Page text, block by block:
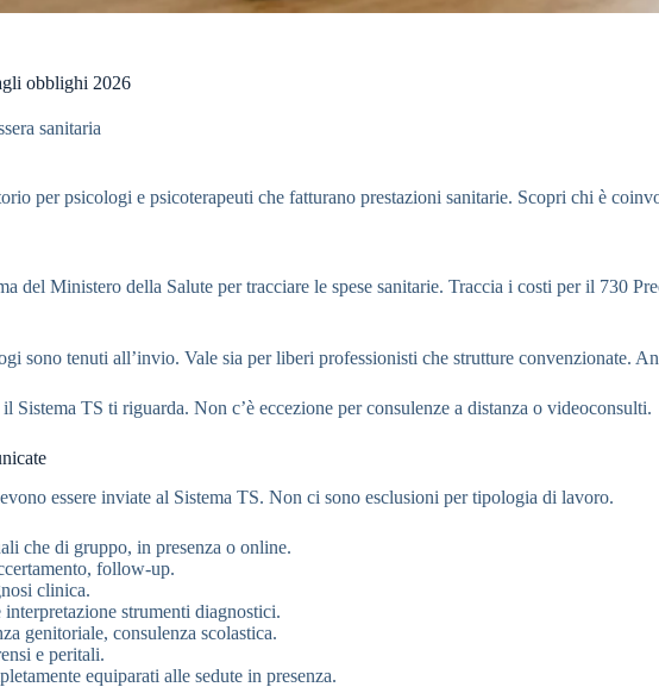
obblighi 2026
sanitaria
per psicologi e psicoterapeuti che fatturano prestazioni sanitarie. Scopri chi è
del Ministero della Salute per tracciare le spese sanitarie. Traccia i costi per il 730
sono tenuti all’invio. Vale sia per liberi professionisti che strutture convenzionate.
Sistema TS ti riguarda. Non c’è eccezione per consulenze a distanza o videoconsulti.
essere inviate al Sistema TS. Non ci sono esclusioni per tipologia di lavoro.
che di gruppo, in presenza o online.
follow-up.
clinica.
strumenti diagnostici.
genitoriale, consulenza scolastica.
e peritali.
equiparati alle sedute in presenza.